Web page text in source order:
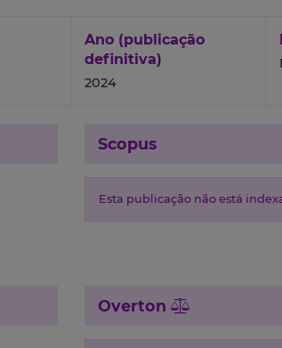
Ano (publicação
definitiva)
2024
Scopus
Esta publicação não está
Overton